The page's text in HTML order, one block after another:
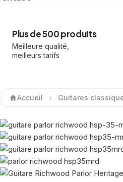
Plus de 500 produits
Meilleure qualité,
meilleurs tarifs
Accueil Guitares